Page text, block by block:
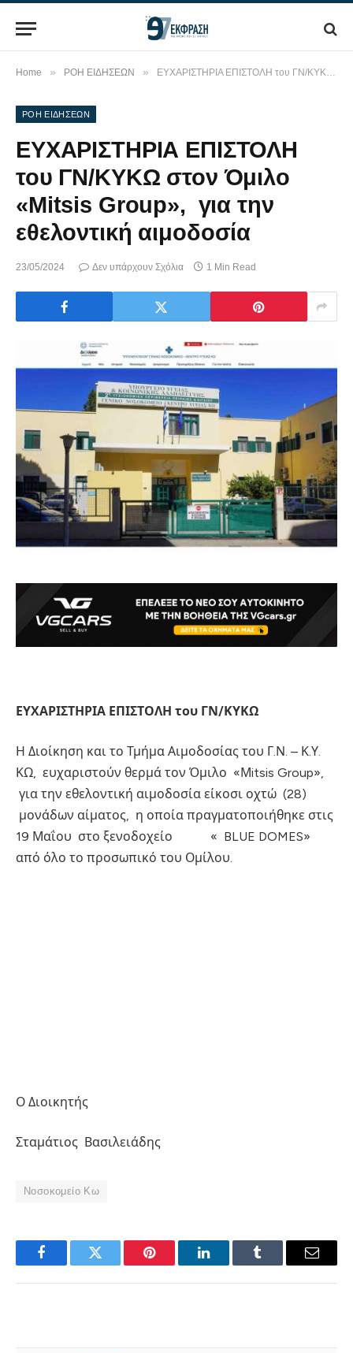
Home » ΡΟΗ ΕΙΔΗΣΕΩΝ » ΕΥΧΑΡΙΣΤΗΡΙΑ ΕΠΙΣΤΟΛΗ του ΓΝ/ΚΥΚΩ στον Όμιλο «Μitsis Group», για την εθελοντική αιμοδοσία
ΡΟΗ ΕΙΔΗΣΕΩΝ
ΕΥΧΑΡΙΣΤΗΡΙΑ ΕΠΙΣΤΟΛΗ
του ΓΝ/ΚΥΚΩ στον Όμιλο
«Μitsis Group», για την
εθελοντική αιμοδοσία
23/05/2024 Δεν υπάρχουν Σχόλια 1 Min Read
ΕΥΧΑΡΙΣΤΗΡΙΑ ΕΠΙΣΤΟΛΗ του ΓΝ/ΚΥΚΩ
Η Διοίκηση και το Τμήμα Αιμοδοσίας του Γ.Ν. – Κ.Υ.
ΚΩ, ευχαριστούν θερμά τον Όμιλο «Μitsis Group»,
για την εθελοντική αιμοδοσία είκοσι οχτώ (28)
μονάδων αίματος, η οποία πραγματοποιήθηκε στις
19 Μαΐου στο ξενοδοχείο « BLUE DOMES»
από όλο το προσωπικό του Ομίλου.
Ο Διοικητής
Σταμάτιος Βασιλειάδης
Νοσοκομείο Κω
FacebookTwitter Pinterest LinkedInTumblr Email